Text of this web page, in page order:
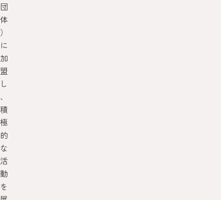
団
体
）
に
加
盟
し
、
積
極
的
な
活
動
を